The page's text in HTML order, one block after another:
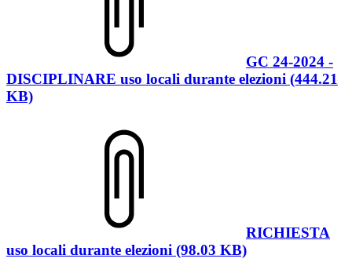
GC 24-2024 -
DISCIPLINARE uso locali durante elezioni (444.21
KB)
RICHIESTA
uso locali durante elezioni (98.03 KB)